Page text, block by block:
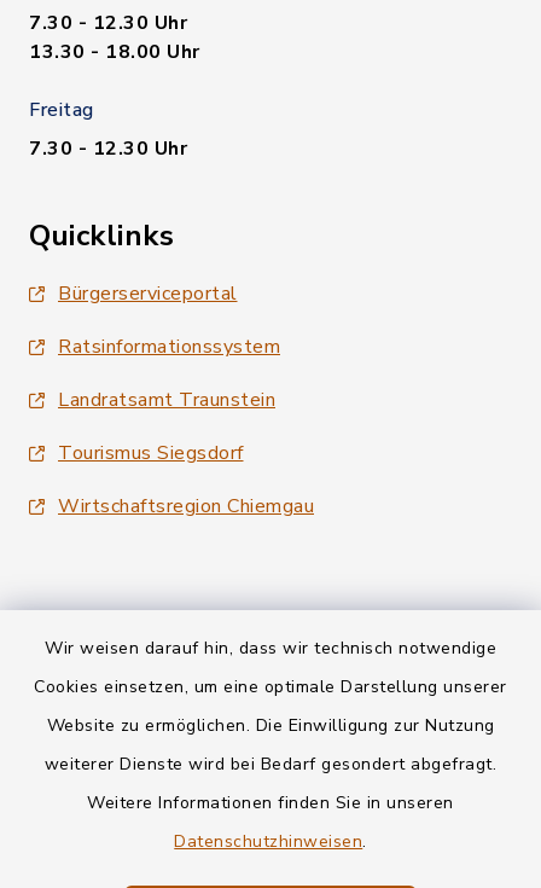
Wir weisen darauf hin, dass wir technisch notwendige
Cookies einsetzen, um eine optimale Darstellung unserer
Website zu ermöglichen. Die Einwilligung zur Nutzung
weiterer Dienste wird bei Bedarf gesondert abgefragt.
Weitere Informationen finden Sie in unseren
Datenschutzhinweisen.
7.30 - 12.30 Uhr
13.30 - 18.00 Uhr
Freitag
7.30 - 12.30 Uhr
Quicklinks
Bürgerserviceportal
Ratsinformationssystem
Landratsamt Traunstein
Tourismus Siegsdorf
Wirtschaftsregion Chiemgau
Kontakt
Informationspflichten